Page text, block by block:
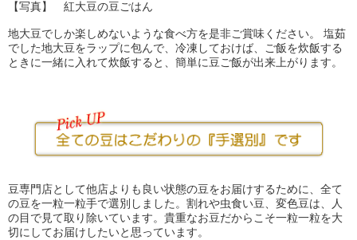
【写真】 紅大豆の豆ごはん
地大豆でしか楽しめないような食べ方を是非ご賞味ください。 塩茹
でした地大豆をラップに包んで、冷凍しておけば、ご飯を炊飯する
ときに一緒に入れて炊飯すると、簡単に豆ご飯が出来上がります。
豆専門店として他店よりも良い状態の豆をお届けするために、全て
の豆を一粒一粒手で選別しました。割れや虫食い豆、変色豆は、人
の目で見て取り除いています。貴重なお豆だからこそ一粒一粒を大
切にしてお届けしたいと思っています。